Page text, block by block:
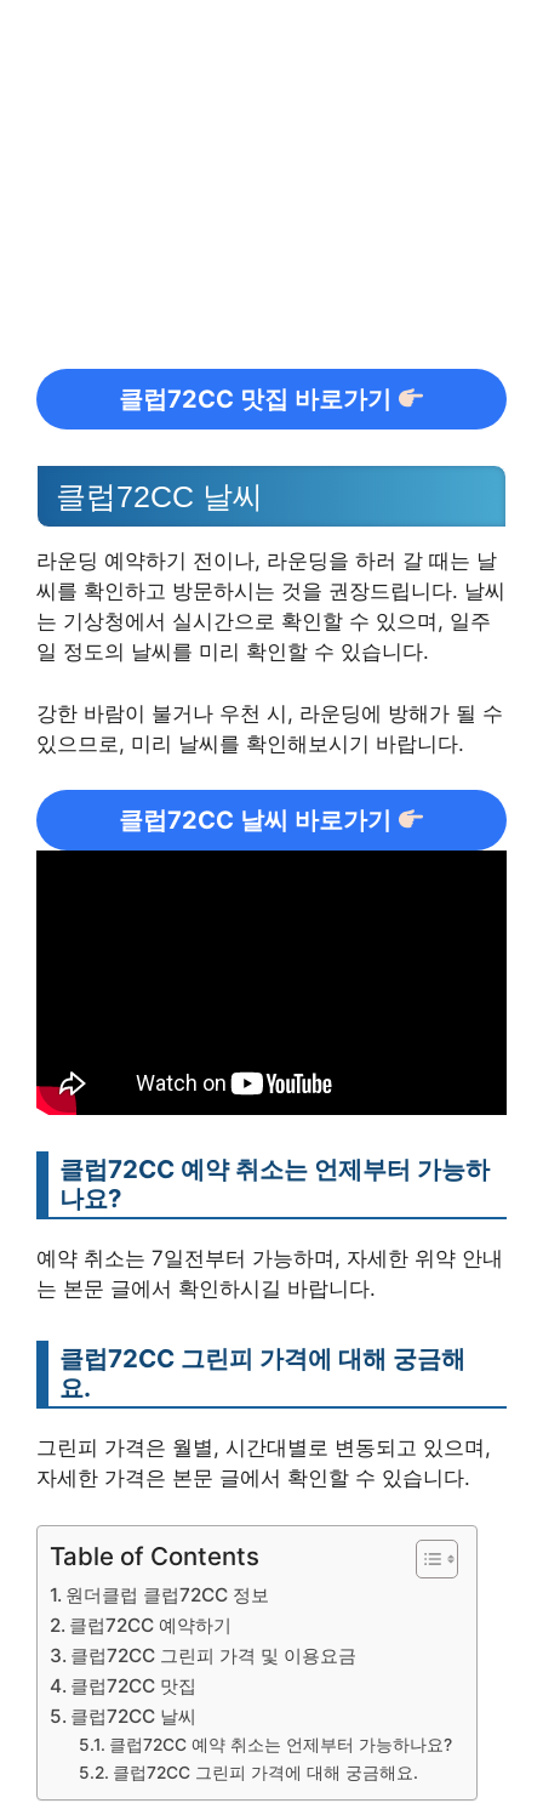
클럽72CC 맛집 바로가기
클럽72CC 날씨
라운딩 예약하기 전이나, 라운딩을 하러 갈 때는 날
씨를 확인하고 방문하시는 것을 권장드립니다. 날씨
는 기상청에서 실시간으로 확인할 수 있으며, 일주
일 정도의 날씨를 미리 확인할 수 있습니다.
강한 바람이 불거나 우천 시, 라운딩에 방해가 될 수
있으므로, 미리 날씨를 확인해보시기 바랍니다.
클럽72CC 날씨 바로가기
클럽72CC 예약 취소는 언제부터 가능하
나요?
예약 취소는 7일전부터 가능하며, 자세한 위약 안내
는 본문 글에서 확인하시길 바랍니다.
클럽72CC 그린피 가격에 대해 궁금해
요.
그린피 가격은 월별, 시간대별로 변동되고 있으며,
자세한 가격은 본문 글에서 확인할 수 있습니다.
Table of Contents
원더클럽 클럽72CC 정보
클럽72CC 예약하기
클럽72CC 그린피 가격 및 이용요금
클럽72CC 맛집
클럽72CC 날씨
클럽72CC 예약 취소는 언제부터 가능하나요?
클럽72CC 그린피 가격에 대해 궁금해요.